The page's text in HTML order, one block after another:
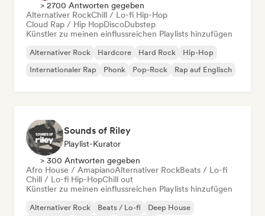
> 2700 Antworten gegeben
Alternativer RockChill / Lo-fi Hip-Hop
Cloud Rap / Hip HopDiscoDubstep
Künstler zu meinen einflussreichen Playlists hinzufügen
Alternativer Rock Hardcore Hard Rock
Hip-Hop
Internationaler Rap
Phonk Pop-Rock Rap auf Englisch
Sounds of Riley
Playlist-Kurator
> 300 Antworten gegeben
Afro House / AmapianoAlternativer RockBeats / Lo-fi
Chill / Lo-fi Hip-HopChill out
Künstler zu meinen einflussreichen Playlists hinzufügen
Alternativer Rock Beats / Lo-fi
Deep House